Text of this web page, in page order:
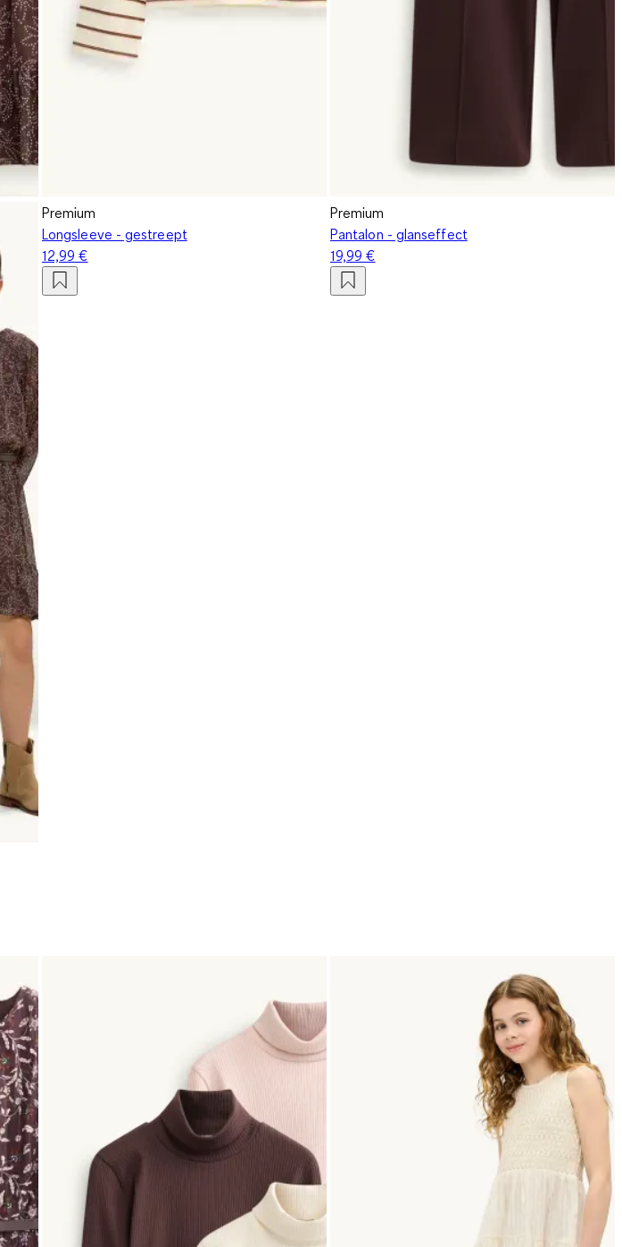
Premium
Longsleeve - gestreept
12,99 €
Premium
Pantalon - glanseffect
19,99 €